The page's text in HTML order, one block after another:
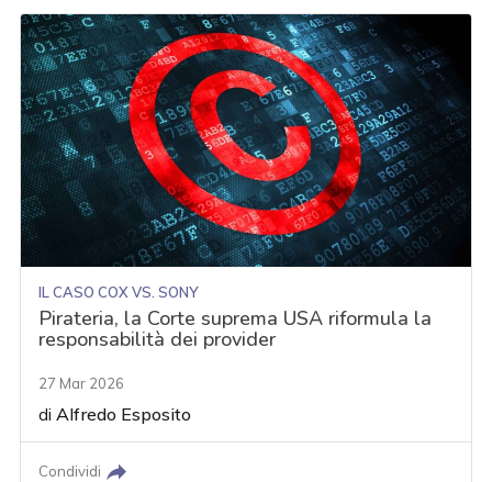
IL CASO COX VS. SONY
Pirateria, la Corte suprema USA riformula la
responsabilità dei provider
27 Mar 2026
diAlfredo Esposito
Condividi